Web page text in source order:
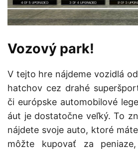
Vozový park!
V tejto hre nájdeme vozidlá
hatchov cez drahé
či európske automobilové
áut je dostatočne veľký. To
nájdete svoje auto, ktoré
môžte kupovať za